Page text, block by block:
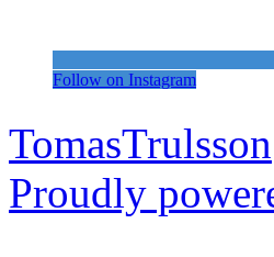
Follow on Instagram
TomasTrulsson
Proudly